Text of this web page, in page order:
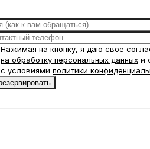
Нажимая на кнопку, я даю свое
на обработку персональных данных и
с условиями политики